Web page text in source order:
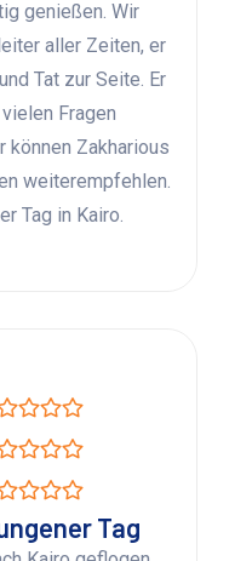
genießen. Wir
aller Zeiten, er
Tat zur Seite. Er
Fragen
können Zakharious
weiterempfehlen.
Tag in Kairo.
Tag